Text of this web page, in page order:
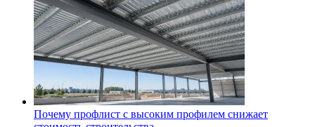
Почему профлист с высоким профилем снижает